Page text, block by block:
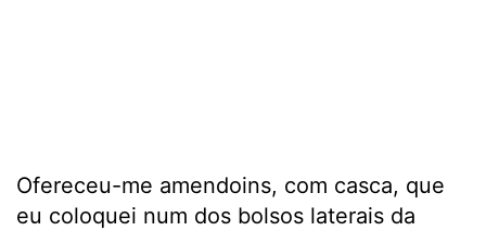
Ofereceu-me amendoins, com casca, que
eu coloquei num dos bolsos laterais da